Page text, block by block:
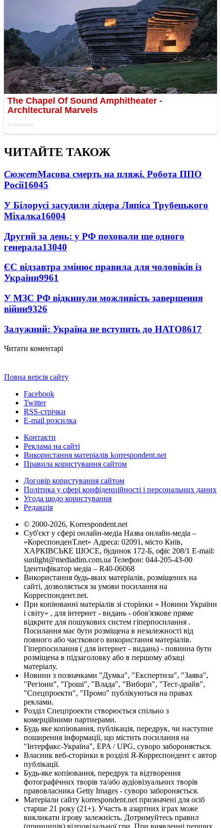
ЧИТАЙТЕ ТАКОЖ
СюжетМасова смерть на пляжі. Робота ППО
Росії16045
У Білорусі засудили лідера Ляпіса Трубецького
Міхалка16004
Другий за день: у РФ поховали ще одного
генерала13040
ЄС відзавтра змінює правила для чоловіків із
України9961
У МЗС РФ відкинули можливість завершення
війни9326
Залужний: Україна не вступить до НАТО8617
Читати коментарі
Повна версія сайту
Facebook
Twitter
RSS-стрічки
E-mail розсилка
Контакти
Реклама на сайті
Використання матеріалів korrespondent.net
Правила користування сайтом
Договір користування сайтом
Політика у сфері конфіденційності і персональних даних
Угода щодо користування
Редакція
© 2000-2026, Korrespondent.net
Суб'єкт у сфері онлайн-медіа Назва онлайн-медіа –
«КореспонденТ.net» Адреса: 02091, місто Київ,
ХАРКІВСЬКЕ ШОСЕ, будинок 172-Б, офіс 208/1 E-mail:
sunlight@mediadim.com.ua Телефон: 044-205-43-00
Ідентифікатор медіа – R40-06068
Використання будь-яких матеріалів, розміщених на
сайті, дозволяється за умови посилання на
Корреспондент.net.
При копіюванні матеріалів зі сторінки « Новини України
і світу» , для інтернет - видань - обов'язкове пряме
відкрите для пошукових систем гіперпосилання .
Посилання має бути розміщена в незалежності від
повного або часткового використання матеріалів.
Гіперпосилання ( для інтернет - видань) - повинна бути
розміщена в підзаголовку або в першому абзаці
матеріалу.
Новини з позначками "Думка", "Експертиза", "Заява",
"Регіони", "Гроші", "Влада", "Вибори", "Тест-драйв",
"Спецпроекти", "Промо" публікуються на правах
реклами.
Розділ Спецпроекти створюється спільно з
комерційними партнерами.
Будь яке копіювання, публікація, передрук, чи наступне
поширення інформації, що містить посилання на
"Інтерфакс-Україна", EPA / UPG, суворо забороняється.
Власник веб-сторінки в розділі Я-Корреспондент є автор
публікації.
Будь-яке копіювання, передрук та відтворення
фотографічних творів та/або аудіовізуальних творів
правовласника Getty Images - суворо забороняється.
Матеріали сайту korrespondent.net призначені для осіб
старше 21 року (21+). Участь в азартних іграх може
викликати ігрову залежність. Дотримуйтесь правил
(принципів) відповідальної гри. При виявленні перших